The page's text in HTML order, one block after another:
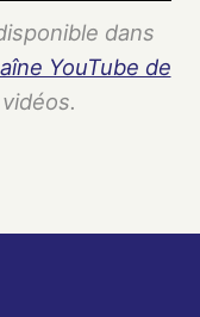
dans
YouTube de